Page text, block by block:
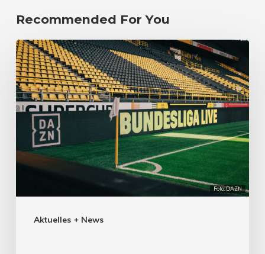
Recommended For You
Foto: DAZN
Aktuelles + News